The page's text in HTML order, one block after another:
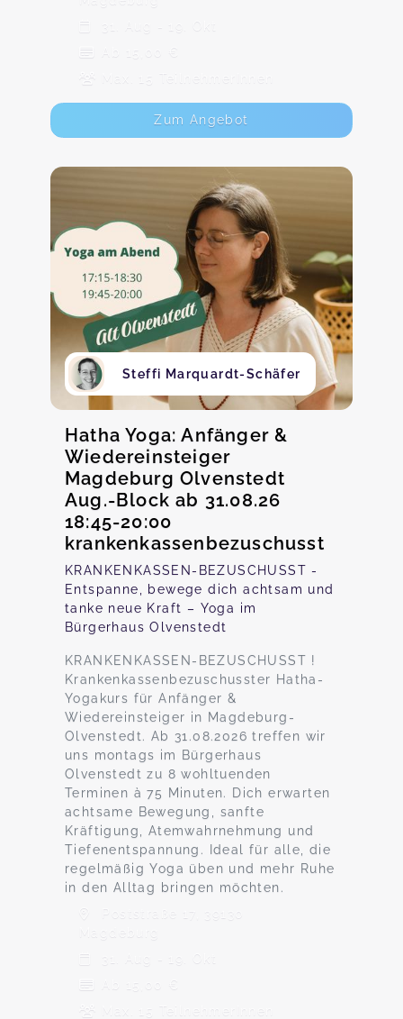
31. Aug - 19. Okt
Ab 15,00 €
Max. 15 TeilnehmerInnen
Zum Angebot
Steffi Marquardt-Schäfer
Hatha Yoga: Anfänger &
Wiedereinsteiger
Magdeburg Olvenstedt
Aug.-Block ab 31.08.26
18:45-20:00
krankenkassenbezuschusst
KRANKENKASSEN-BEZUSCHUSST -
Entspanne, bewege dich achtsam und
tanke neue Kraft – Yoga im
Bürgerhaus Olvenstedt
KRANKENKASSEN-BEZUSCHUSST !
Krankenkassenbezuschusster Hatha-
Yogakurs für Anfänger &
Wiedereinsteiger in Magdeburg-
Olvenstedt. Ab 31.08.2026 treffen wir
uns montags im Bürgerhaus
Olvenstedt zu 8 wohltuenden
Terminen à 75 Minuten. Dich erwarten
achtsame Bewegung, sanfte
Kräftigung, Atemwahrnehmung und
Tiefenentspannung. Ideal für alle, die
regelmäßig Yoga üben und mehr Ruhe
in den Alltag bringen möchten.
Poststraße 17, 39130
31. Aug - 19. Okt
Ab 15,00 €
Max. 15 TeilnehmerInnen